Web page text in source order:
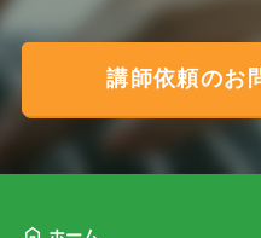
講師依頼のお